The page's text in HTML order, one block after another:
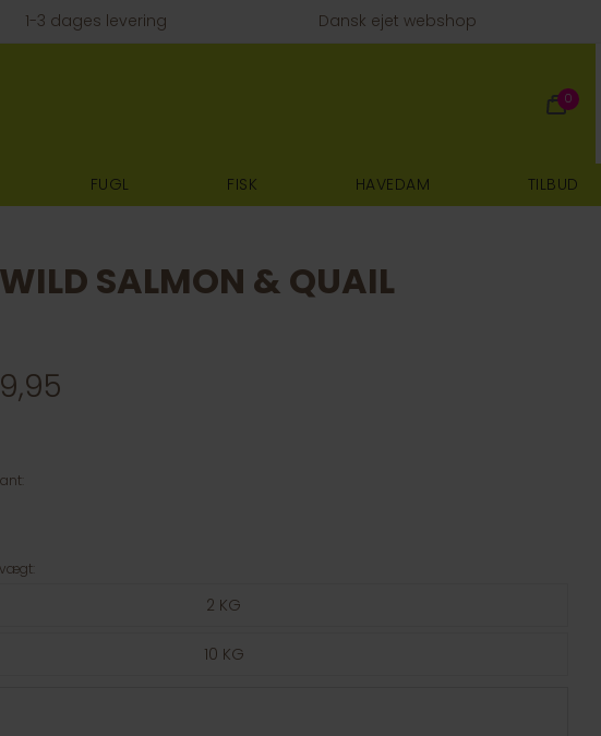
1-3 dages levering Dansk ejet webshop
0
FUGL FISK HAVEDAM TILBUD
SALMON & QUAIL
2 KG
10 KG